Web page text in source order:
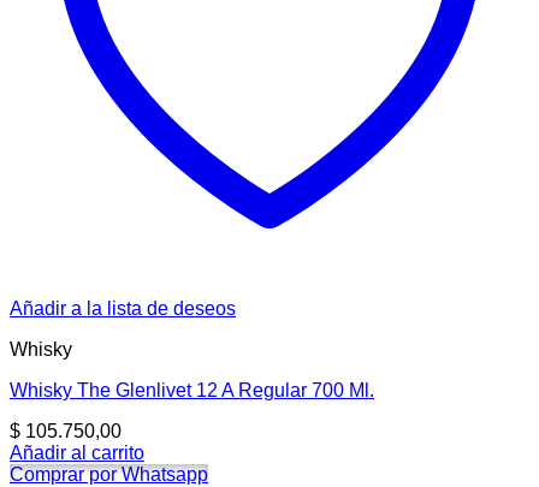
Añadir a la lista de deseos
Whisky
Whisky The Glenlivet 12 A Regular 700 Ml.
$ 105.750,00
Añadir al carrito
Comprar por Whatsapp